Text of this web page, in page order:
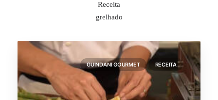
Receita
grelhado
GUINDANI GOURMET RECEITA